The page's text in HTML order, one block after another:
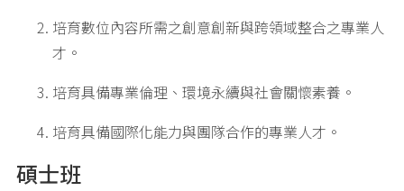
培育數位內容所需之創意創新與跨領域整合之專業人
才。
培育具備專業倫理、環境永續與社會關懷素養。
培育具備國際化能力與團隊合作的專業人才。
碩士班